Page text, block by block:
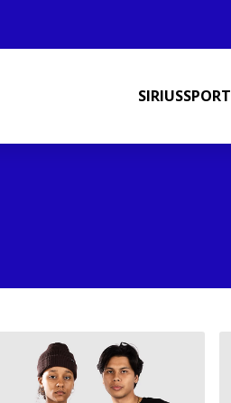
SIRIUSSPORT